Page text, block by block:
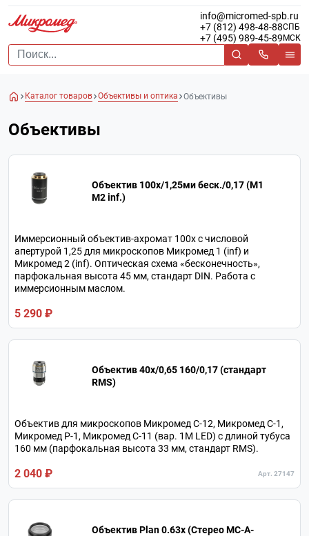
info@micromed-spb.ru
+7 (812) 498-48-88СПБ
+7 (495) 989-45-89 МСК
Каталог товаров Объективы и оптика Объективы
Объективы
Объектив 100х/1,25ми беск./0,17 (М1
М2 inf.)
Иммерсионный объектив-ахромат 100х с числовой
апертурой 1,25 для микроскопов Микромед 1 (inf) и
Микромед 2 (inf). Оптическая схема «бесконечность»,
парфокальная высота 45 мм, стандарт DIN. Работа с
иммерсионным маслом.
5 290 ₽
Объектив 40х/0,65 160/0,17 (стандарт
RMS)
Объектив для микроскопов Микромед С-12, Микромед С-1,
Микромед Р-1, Микромед С-11 (вар. 1М LED) с длиной тубуса
160 мм (парфокальная высота 33 мм, стандарт RMS).
2 040 ₽ Арт. 27147
Объектив Plan 0.63x (Стерео MC-A-